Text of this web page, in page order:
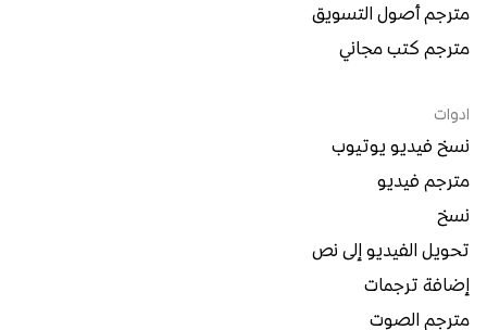
مترجم أصول التسويق
مترجم كتب مجاني
ادوات
نسخ فيديو يوتيوب
مترجم فيديو
نسخ
تحويل الفيديو إلى نص
إضافة ترجمات
مترجم الصوت